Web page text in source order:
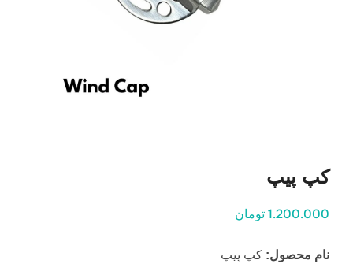
کپ پیپ
1.200.000 تومان
نام محصول: کپ پیپ